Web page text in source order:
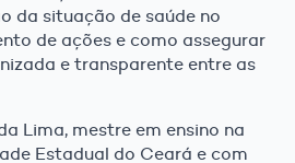
da situação de saúde no
de ações e como assegurar
e transparente entre as
Lima, mestre em ensino na
Estadual do Ceará e com